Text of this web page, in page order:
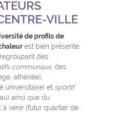
VILLE
de profils de
est bien présente
des
communaux, des
athénée),
universitaire) et sportif
ainsi que du
à venir (futur quartier de